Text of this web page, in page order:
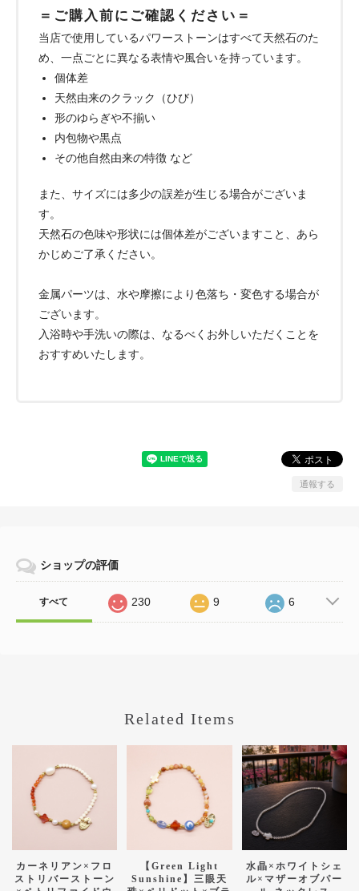
＝ご購入前にご確認ください＝
当店で使用しているパワーストーンはすべて天然石のた
め、一点ごとに異なる表情や風合いを持っています。
個体差
天然由来のクラック（ひび）
形のゆらぎや不揃い
内包物や黒点
その他自然由来の特徴 など
また、サイズには多少の誤差が生じる場合がございま
す。
天然石の色味や形状には個体差がございますこと、あら
かじめご了承ください。
金属パーツは、水や摩擦により色落ち・変色する場合が
ございます。
入浴時や手洗いの際は、なるべくお外しいただくことを
おすすめいたします。
通報する
ショップの評価
すべて 230 9 6
Related Items
カーネリアン×フロ
ストリバーストーン
【Green Light
Sunshine】三眼天
水晶×ホワイトシェ
ル×マザーオブパー